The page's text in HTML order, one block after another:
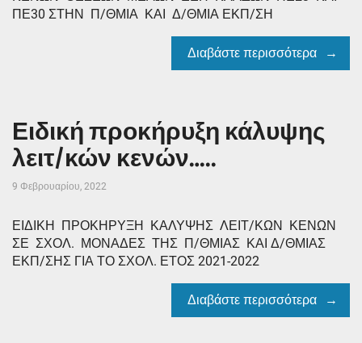
ΠΕ30 ΣΤΗΝ Π/ΘΜΙΑ ΚΑΙ Δ/ΘΜΙΑ ΕΚΠ/ΣΗ
Διαβάστε περισσότερα
Ειδική προκήρυξη κάλυψης
λειτ/κών κενών…..
9 Φεβρουαρίου, 2022
ΕΙΔΙΚΗ ΠΡΟΚΗΡΥΞΗ ΚΑΛΥΨΗΣ ΛΕΙΤ/ΚΩΝ ΚΕΝΩΝ
ΣΕ ΣΧΟΛ. ΜΟΝΑΔΕΣ ΤΗΣ Π/ΘΜΙΑΣ ΚΑΙ Δ/ΘΜΙΑΣ
ΕΚΠ/ΣΗΣ ΓΙΑ ΤΟ ΣΧΟΛ. ΕΤΟΣ 2021-2022
Διαβάστε περισσότερα